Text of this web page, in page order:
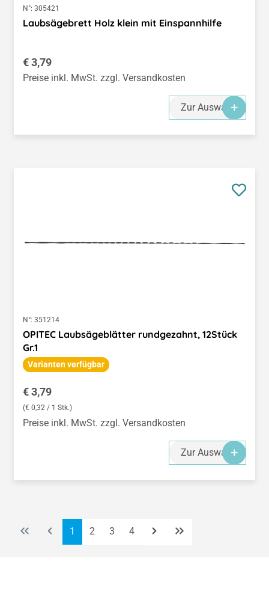
N°: 305421
Laubsägebrett Holz klein mit Einspannhilfe
Regulärer Preis:
€ 3,79
Preise inkl. MwSt. zzgl. Versandkosten
Zur Auswahl
N°: 351214
OPITEC Laubsägeblätter rundgezahnt, 12Stück
Gr.1
Varianten verfügbar
Regulärer Preis:
€ 3,79
(€ 0,32 / 1 Stk.)
Preise inkl. MwSt. zzgl. Versandkosten
Zur Auswahl
Seite
1 Seite
2 Seite
3 Seite
4